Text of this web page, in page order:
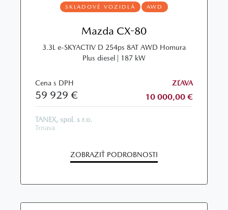
SKLADOVÉ VOZIDLÁ AWD
Mazda CX-80
3.3L e‑SKYACTIV D 254ps 8AT AWD Homura
Plus diesel | 187 kW
Cena s DPH
59 929 €
ZĽAVA
10 000,00 €
TANEX, spol. s r.o.
Trnava
ZOBRAZIŤ PODROBNOSTI